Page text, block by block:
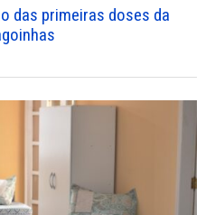
das primeiras doses da